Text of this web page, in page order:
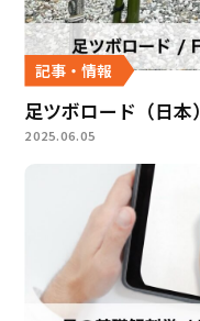
記事・情報
足ツボロード（日本）
2025.06.05